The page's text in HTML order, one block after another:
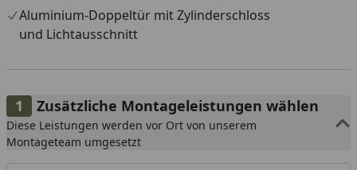
Aluminium-Doppeltür mit Zylinderschloss
und Lichtausschnitt
Zusätzliche Montageleistungen wählen
Diese Leistungen werden vor Ort von unserem
Montageteam umgesetzt